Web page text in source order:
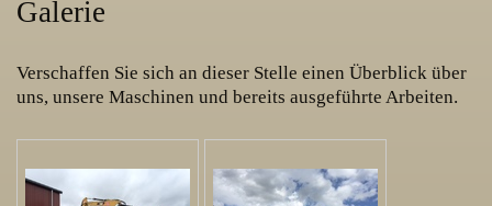
Galerie
Verschaffen Sie sich an dieser Stelle einen Überblick über
uns, unsere Maschinen und bereits ausgeführte Arbeiten.